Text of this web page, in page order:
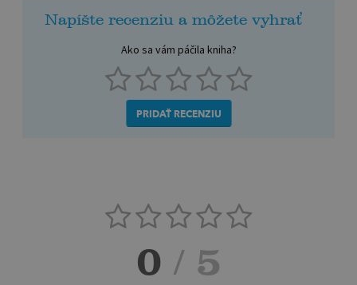
Napíšte recenziu a môžete vyhrať
Ako sa vám páčila kniha?
PRIDAŤ RECENZIU
0 / 5